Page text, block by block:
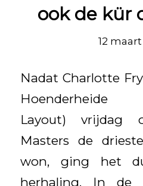
ook de kür
12
Nadat Charlotte
Layout) vrijdag
Masters de
won, ging het
herhaling. In de